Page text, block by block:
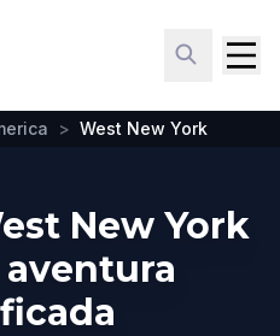
> West New York
New York